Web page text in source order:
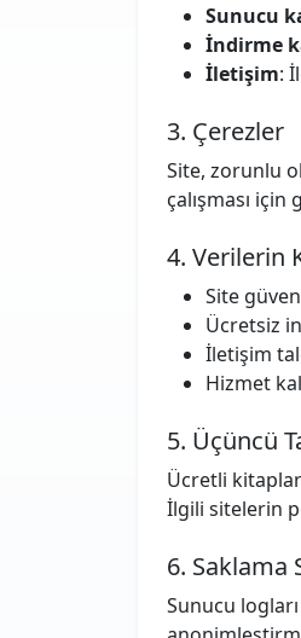
Sunucu
İndirme
İletişim:
3. Çerezler
Site, zorunlu
çalışması için
4. Verilerin
Site
Ücretsiz
İletişim
Hizmet
5. Üçüncü
Ücretli
İlgili sitelerin
6. Saklama
Sunucu